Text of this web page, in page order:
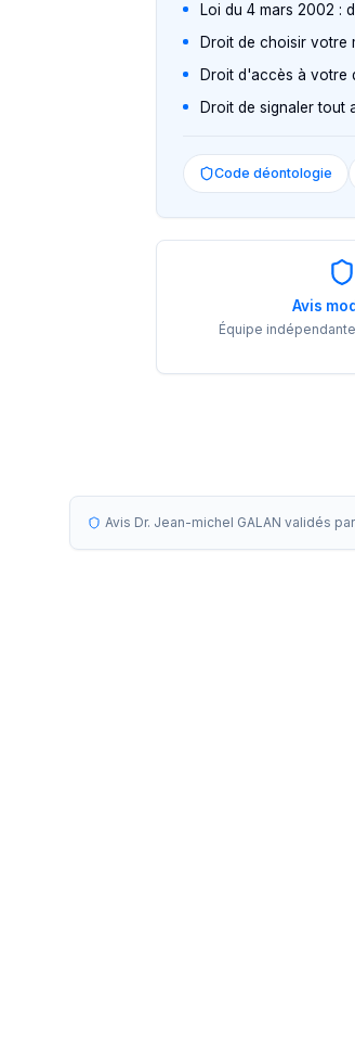
Loi du 4 mars 2002 :
Droit de choisir votre
Droit d'accès à votre
Droit de signaler tout
Code déontologie
Avis
Équipe
Avis Dr. Jean-michel GALAN validés